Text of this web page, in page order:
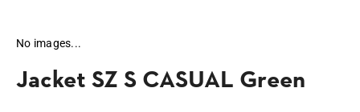
No images...
Jacket SZ S CASUAL Green